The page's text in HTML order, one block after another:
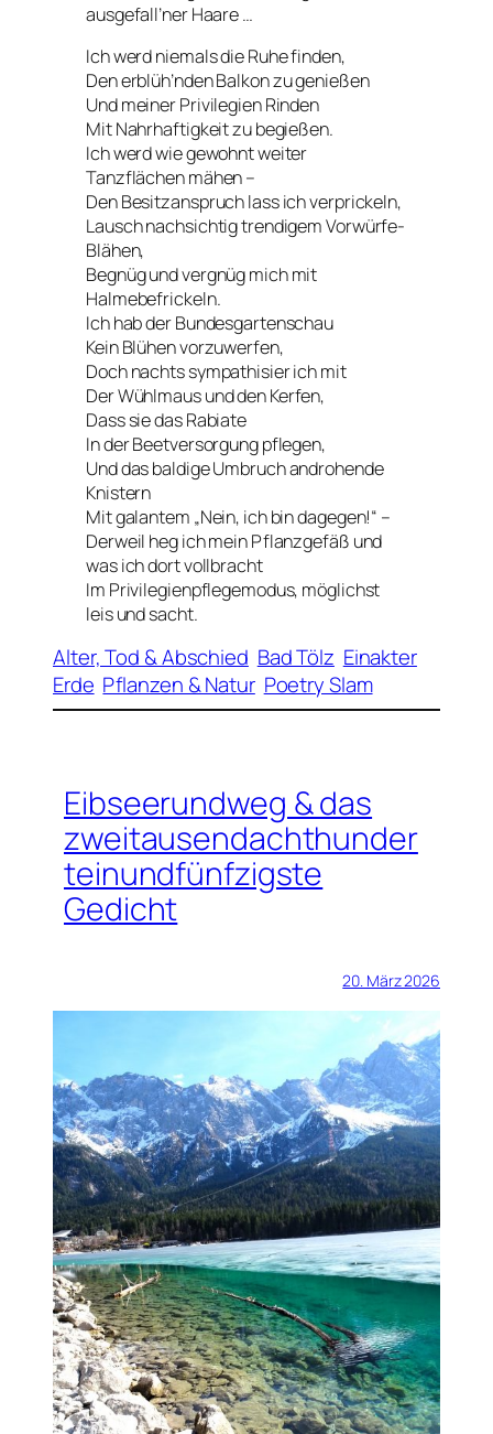
ausgefall’ner Haare …
Ich werd niemals die Ruhe finden,
Den erblüh’nden Balkon zu genießen
Und meiner Privilegien Rinden
Mit Nahrhaftigkeit zu begießen.
Ich werd wie gewohnt weiter
Tanzflächen mähen –
Den Besitzanspruch lass ich verprickeln,
Lausch nachsichtig trendigem Vorwürfe-
Blähen,
Begnüg und vergnüg mich mit
Halmebefrickeln.
Ich hab der Bundesgartenschau
Kein Blühen vorzuwerfen,
Doch nachts sympathisier ich mit
Der Wühlmaus und den Kerfen,
Dass sie das Rabiate
In der Beetversorgung pflegen,
Und das baldige Umbruch androhende
Knistern
Mit galantem „Nein, ich bin dagegen!“ –
Derweil heg ich mein Pflanzgefäß und
was ich dort vollbracht
Im Privilegienpflegemodus, möglichst
leis und sacht.
Alter, Tod & Abschied Bad Tölz Einakter
Erde Pflanzen & Natur Poetry Slam
Eibseerundweg & das
zweitausendachthunder
teinundfünfzigste
Gedicht
20. März 2026